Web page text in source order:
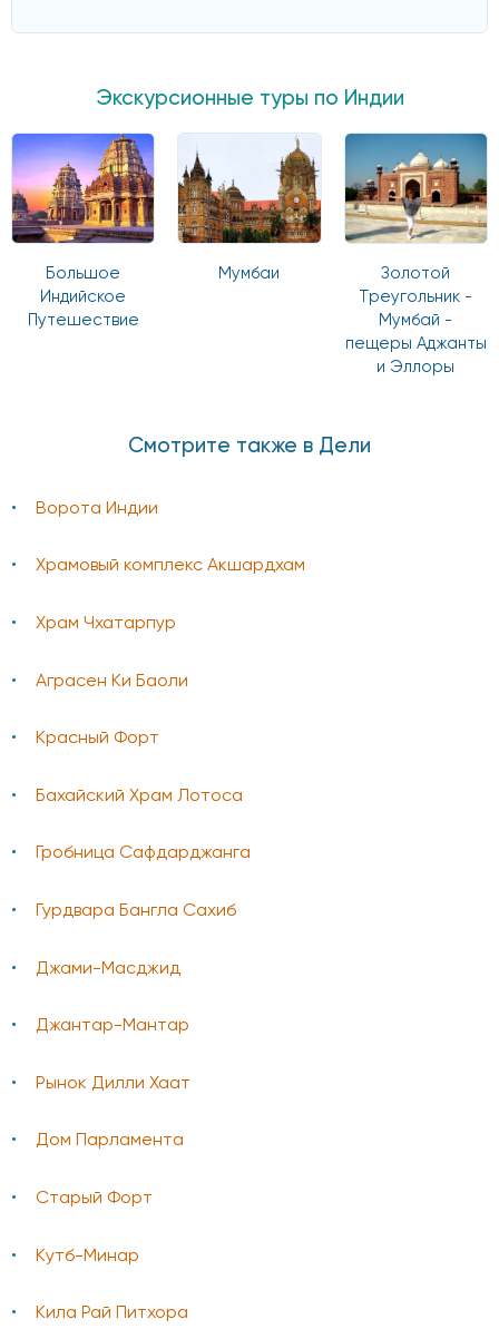
Экскурсионные туры по Индии
Большое
Индийское
Путешествие
Мумбаи
Золотой
Треугольник -
Мумбай -
пещеры Аджанты
и Эллоры
Смотрите также в Дели
Ворота Индии
Храмовый комплекс Акшардхам
Храм Чхатарпур
Аграсен Ки Баоли
Красный Форт
Бахайский Храм Лотоса
Гробница Сафдарджанга
Гурдвара Бангла Сахиб
Джами-Масджид
Джантар-Мантар
Рынок Дилли Хаат
Дом Парламента
Старый Форт
Кутб-Минар
Кила Рай Питхора